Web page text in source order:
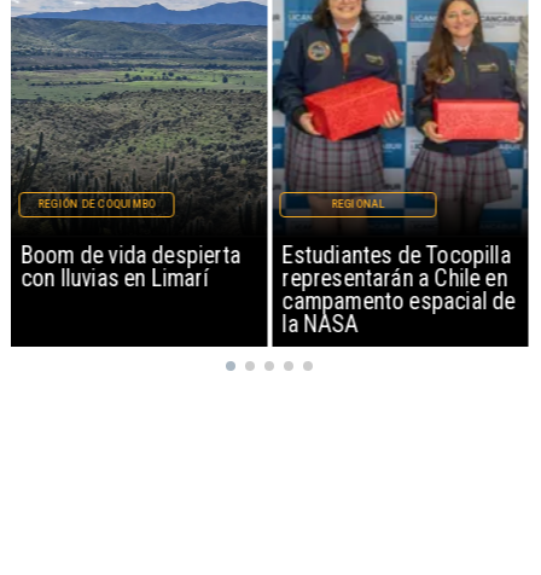
Boom de vida despierta
con lluvias en Limarí
REGIÓN DE COQUIMBO
Estudiantes de Tocopilla
representarán a Chile en
campamento espacial de
la NASA
REGIONAL